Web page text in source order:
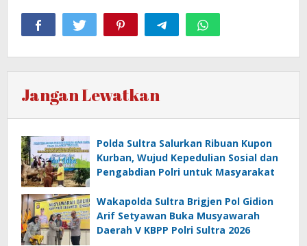
Jangan Lewatkan
Polda Sultra Salurkan Ribuan Kupon
Kurban, Wujud Kepedulian Sosial dan
Pengabdian Polri untuk Masyarakat
Wakapolda Sultra Brigjen Pol Gidion
Arif Setyawan Buka Musyawarah
Daerah V KBPP Polri Sultra 2026